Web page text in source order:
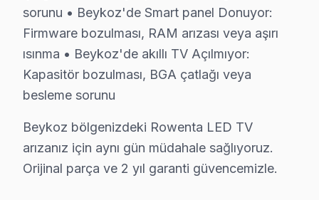
Beykoz'de hangi belirtiyle gelirseniz gelin — teşhis
Beykoz × Rowenta: Yerel İçerik ve Deneyim
Beykoz'da Rowenta TV Teknik müdahale
Beykoz'de Rowenta ekran tamir fiyatları (2025
• Ses kartı/hoparlör tamiri: ₺300 – ₺700
sorunu • Beykoz'de Smart panel Donuyor:
Firmware bozulması, RAM arızası veya aşırı
ısınma • Beykoz'de akıllı TV Açılmıyor:
Kapasitör bozulması, BGA çatlağı veya
besleme sorunu
Beykoz bölgenizdeki Rowenta LED TV
arızanız için aynı gün müdahale sağlıyoruz.
Orijinal parça ve 2 yıl garanti güvencemizle.